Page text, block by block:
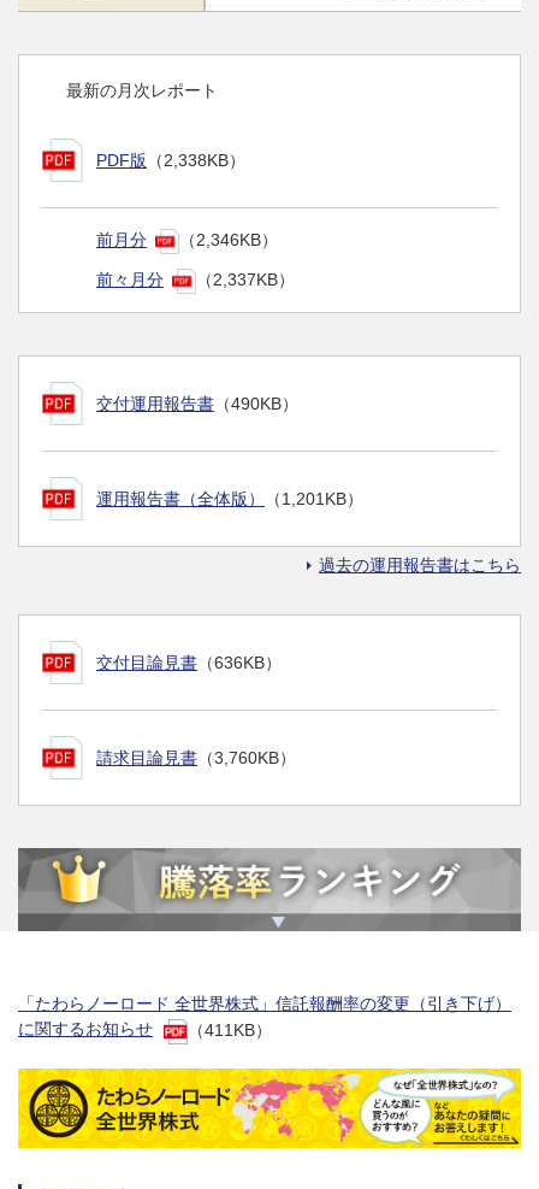
最新の月次レポート
PDF版 （2,338KB）
前月分 （2,346KB）
前々月分 （2,337KB）
交付運用報告書 （490KB）
運用報告書（全体版） （1,201KB）
過去の運用報告書はこちら
交付目論見書 （636KB）
請求目論見書 （3,760KB）
「たわらノーロード 全世界株式」信託報酬率の変更（引き下げ）
に関するお知らせ
（411KB）